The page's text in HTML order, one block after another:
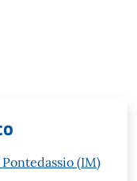
Pontedassio (IM)